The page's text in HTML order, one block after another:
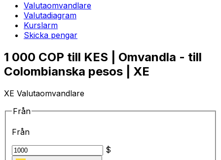
Valutaomvandlare
Valutadiagram
Kurslarm
Skicka pengar
1 000 COP till KES | Omvandla - till
Colombianska pesos | XE
XE Valutaomvandlare
Från
Från
$